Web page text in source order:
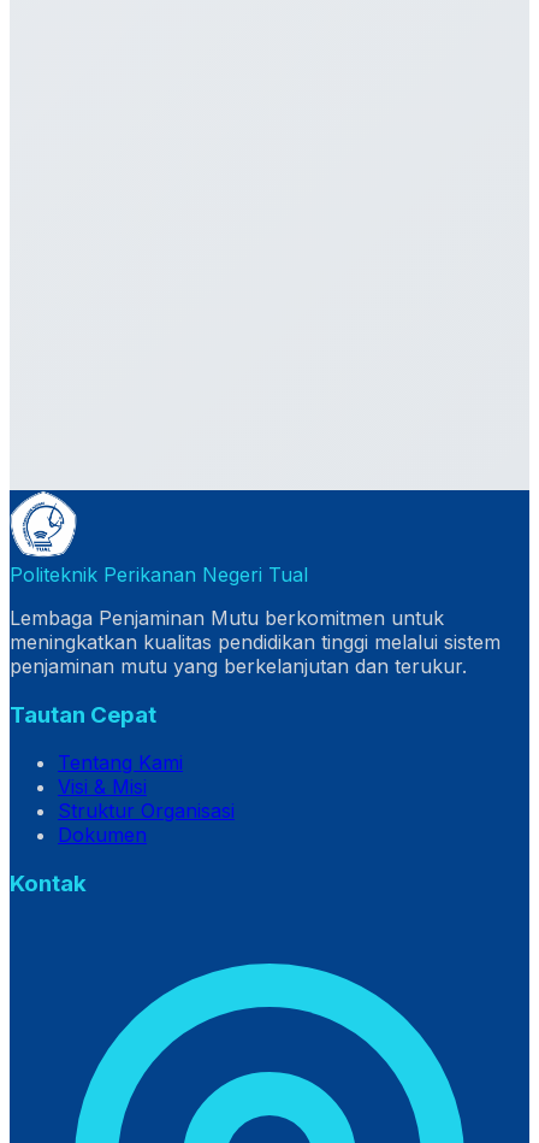
Politeknik Perikanan Negeri Tual
Lembaga Penjaminan Mutu berkomitmen untuk
meningkatkan kualitas pendidikan tinggi melalui sistem
penjaminan mutu yang berkelanjutan dan terukur.
Tautan Cepat
Tentang Kami
Visi & Misi
Struktur Organisasi
Dokumen
Kontak